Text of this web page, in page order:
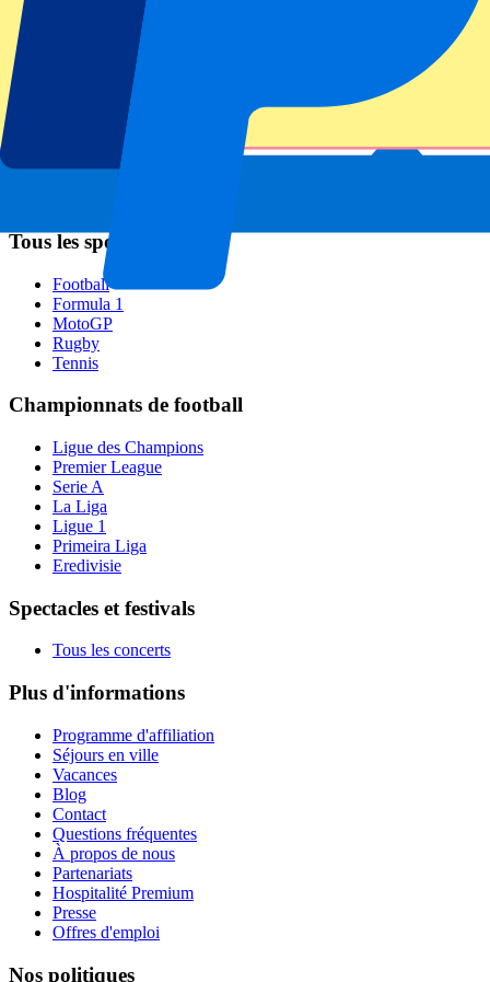
Événements populaires
GP Espagne
GP Pays Bas
Tous les sports
Football
Formula 1
MotoGP
Rugby
Tennis
Championnats de football
Ligue des Champions
Premier League
Serie A
La Liga
Ligue 1
Primeira Liga
Eredivisie
Spectacles et festivals
Tous les concerts
Plus d'informations
Programme d'affiliation
Séjours en ville
Vacances
Blog
Contact
Questions fréquentes
À propos de nous
Partenariats
Hospitalité Premium
Presse
Offres d'emploi
Nos politiques